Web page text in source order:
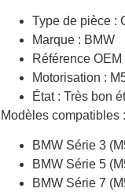
Type de pièce :
Marque : BMW
Référence OEM
Motorisation :
État : Très bon
Modèles compatibles :
BMW Série 3
BMW Série 5
BMW Série 7